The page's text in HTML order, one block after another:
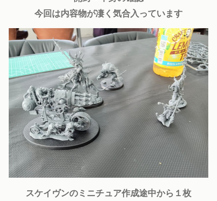
今回は内容物が凄く気合入っています
スケイヴンのミニチュア作成途中から１枚